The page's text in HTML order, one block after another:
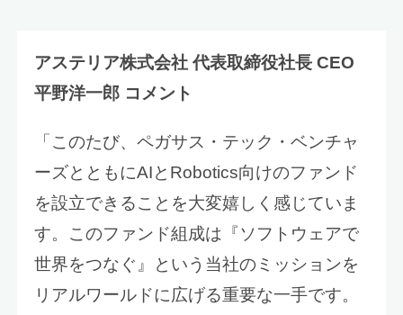
アステリア株式会社 代表取締役社長 CEO
平野洋一郎 コメント
「このたび、ペガサス・テック・ベンチャ
ーズとともにAIとRobotics向けのファンド
を設立できることを大変嬉しく感じていま
す。このファンド組成は『ソフトウェアで
世界をつなぐ』という当社のミッションを
リアルワールドに広げる重要な一手です。